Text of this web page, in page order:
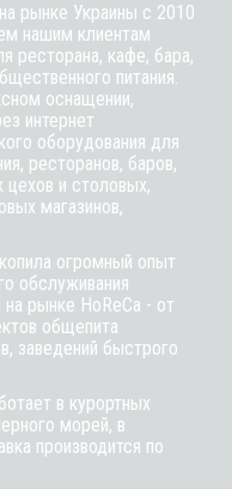
рынке Украины с 2010
нашим клиентам
ресторана, кафе, бара,
питания.
оснащении,
интернет
оборудования для
ресторанов, баров,
цехов и столовых,
магазинов,
огромный опыт
обслуживания
рынке HoReCa - от
общепита
заведений быстрого
в курортных
морей, в
производится по